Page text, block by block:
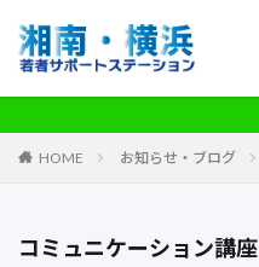
HOME お知らせ・ブログ
コミュニケーション講座